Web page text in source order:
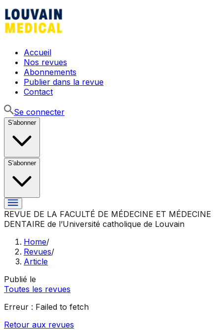
Accueil
Nos revues
Abonnements
Publier dans la revue
Contact
Se connecter
S'abonner
S'abonner
REVUE DE LA FACULTÉ DE MÉDECINE ET MÉDECINE
DENTAIRE de l’Université catholique de Louvain
Home/
Revues/
Article
Publié le
Toutes les revues
Erreur : Failed to fetch
Retour aux revues